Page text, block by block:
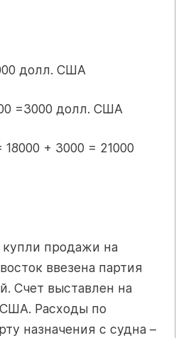
долл. США
=3000 долл. США
+ 3000 = 21000
купли продажи на
ввезена партия
Счет выставлен на
Расходы по
назначения с судна –